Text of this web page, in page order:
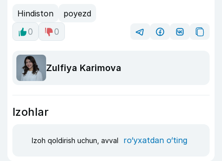
Hindiston
poyezd
0
0
Zulfiya Karimova
Izohlar
Izoh qoldirish uchun, avval ro‘yxatdan o‘ting